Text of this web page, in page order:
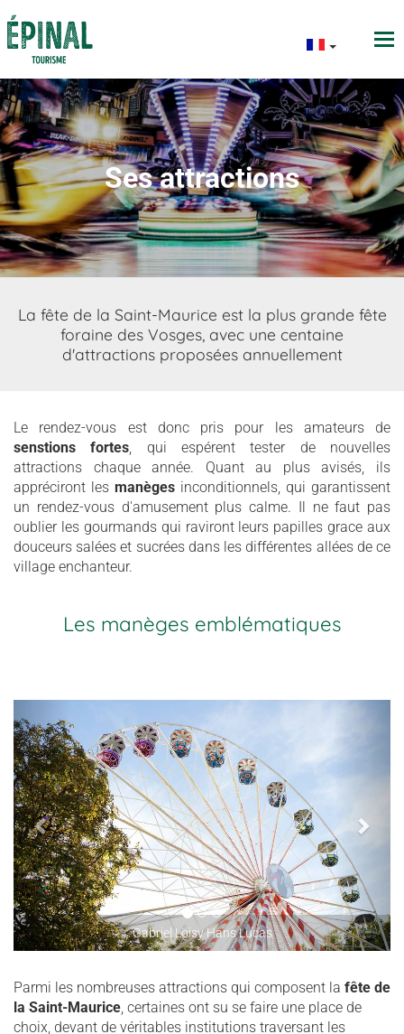
Ses attractions
La fête de la Saint-Maurice est la plus grande fête
foraine des Vosges, avec une centaine
d'attractions proposées annuellement
Le rendez-vous est donc pris pour les amateurs de
senstions fortes, qui espérent tester de nouvelles
attractions chaque année. Quant au plus avisés, ils
appréciront les manèges inconditionnels, qui garantissent
un rendez-vous d'amusement plus calme. Il ne faut pas
oublier les gourmands qui raviront leurs papilles grace aux
douceurs salées et sucrées dans les différentes allées de ce
village enchanteur.
Les manèges emblématiques
Gabriel Loisy Hans Lucas
Parmi les nombreuses attractions qui composent la fête de
la Saint-Maurice, certaines ont su se faire une place de
choix, devant de véritables institutions traversant les